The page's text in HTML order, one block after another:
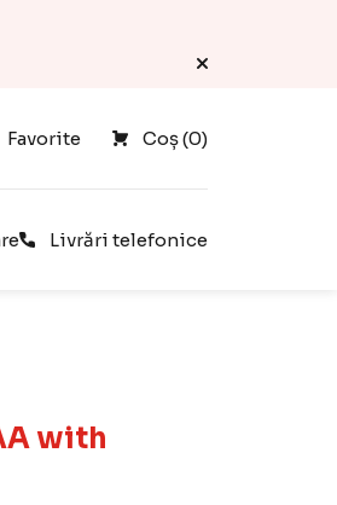
Coș (0)
Favorite
Livrări telefonice
with